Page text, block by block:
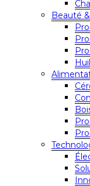
Beauté